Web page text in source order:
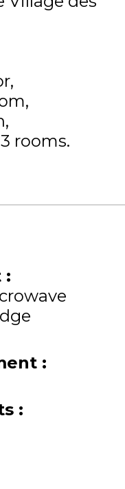
3 rooms
:
:
: